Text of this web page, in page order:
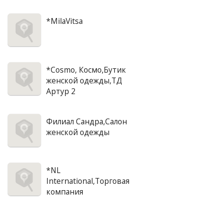
*MilaVitsa
*Cosmo, Космо,Бутик
женской одежды,ТД
Артур 2
Филиал Сандра,Салон
женской одежды
*NL
International,Торговая
компания